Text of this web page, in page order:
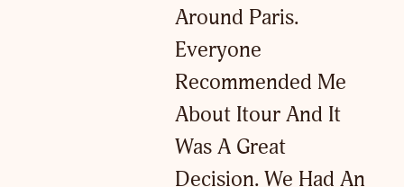
Around Paris.
Everyone
Recommended Me
About Itour And It
Was A Great
Decision. We Had An